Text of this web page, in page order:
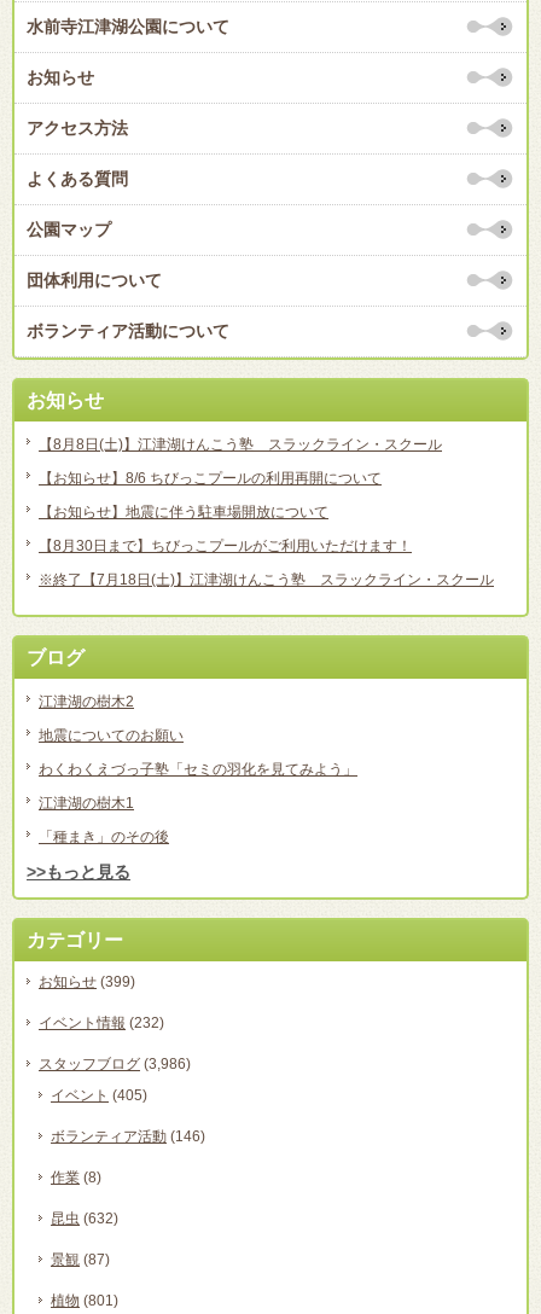
水前寺江津湖公園について
お知らせ
アクセス方法
よくある質問
公園マップ
団体利用について
ボランティア活動について
お知らせ
【8月8日(土)】江津湖けんこう塾 スラックライン・スクール
【お知らせ】8/6 ちびっこプールの利用再開について
【お知らせ】地震に伴う駐車場開放について
【8月30日まで】ちびっこプールがご利用いただけます！
※終了【7月18日(土)】江津湖けんこう塾 スラックライン・スクール
ブログ
江津湖の樹木2
地震についてのお願い
わくわくえづっ子塾「セミの羽化を見てみよう」
江津湖の樹木1
「種まき」のその後
>>もっと見る
カテゴリー
お知らせ (399)
イベント情報 (232)
スタッフブログ (3,986)
イベント (405)
ボランティア活動 (146)
作業 (8)
昆虫 (632)
景観 (87)
植物 (801)